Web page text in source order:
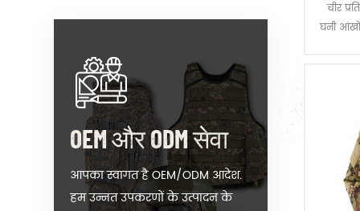
चीर
घनी
OEM और ODM सेवा
आपका स्वागत है OEM/ODM आदेश.
हम उन्नत उपकरणों के उत्पादन के